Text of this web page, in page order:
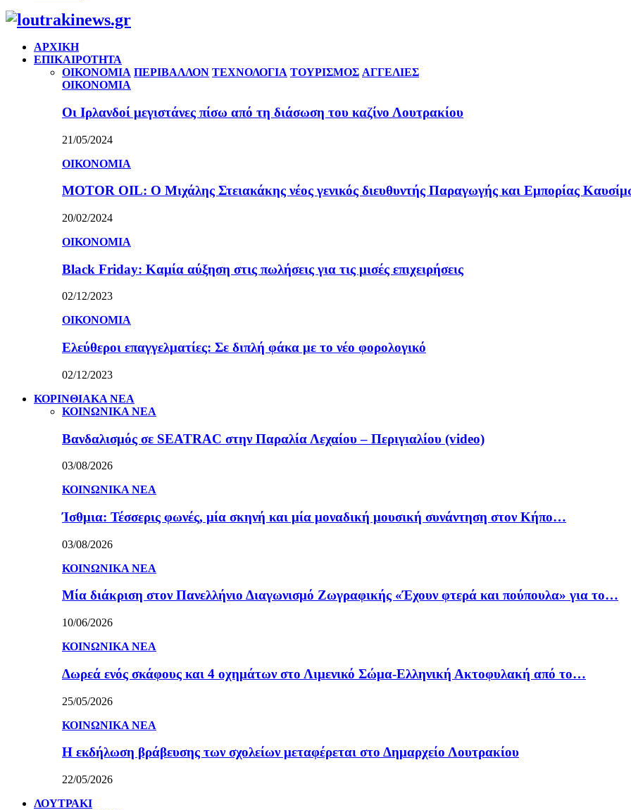
Facebook
Twitter
Instagram
Pinterest
Youtube
ΑΡΧΙΚΗ
ΕΠΙΚΑΙΡΟΤΗΤΑ
ΟΙΚΟΝΟΜΙΑ ΠΕΡΙΒΑΛΛΟΝ ΤΕΧΝΟΛΟΓΙΑ ΤΟΥΡΙΣΜΟΣ ΑΓΓΕΛΙΕΣ
ΟΙΚΟΝΟΜΙΑ
Οι Ιρλανδοί μεγιστάνες πίσω από τη διάσωση του καζίνο Λουτρακίου
21/05/2024
ΟΙΚΟΝΟΜΙΑ
MOTOR OIL: Ο Μιχάλης Στειακάκης νέος γενικός διευθυντής Παραγωγής και Εμπορίας
20/02/2024
ΟΙΚΟΝΟΜΙΑ
Black Friday: Καμία αύξηση στις πωλήσεις για τις μισές επιχειρήσεις
02/12/2023
ΟΙΚΟΝΟΜΙΑ
Ελεύθεροι επαγγελματίες: Σε διπλή φάκα με το νέο φορολογικό
02/12/2023
ΚΟΡΙΝΘΙΑΚΑ ΝΕΑ
ΚΟΙΝΩΝΙΚΑ ΝΕΑ
Βανδαλισμός σε SEATRAC στην Παραλία Λεχαίου – Περιγιαλίου (video)
03/08/2026
ΚΟΙΝΩΝΙΚΑ ΝΕΑ
Ίσθμια: Τέσσερις φωνές, μία σκηνή και μία μοναδική μουσική συνάντηση στον Κήπο…
03/08/2026
ΚΟΙΝΩΝΙΚΑ ΝΕΑ
Μία διάκριση στον Πανελλήνιο Διαγωνισμό Ζωγραφικής «Έχουν φτερά και πούπουλα» για το…
10/06/2026
ΚΟΙΝΩΝΙΚΑ ΝΕΑ
Δωρεά ενός σκάφους και 4 οχημάτων στο Λιμενικό Σώμα-Ελληνική Ακτοφυλακή από το…
25/05/2026
ΚΟΙΝΩΝΙΚΑ ΝΕΑ
Η εκδήλωση βράβευσης των σχολείων μεταφέρεται στο Δημαρχείο Λουτρακίου
22/05/2026
ΛΟΥΤΡΑΚΙ